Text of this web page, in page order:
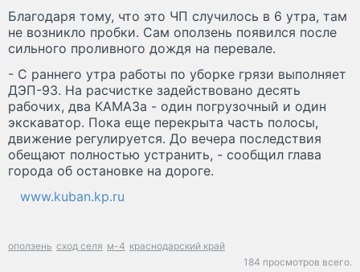
Благодаря тому, что это ЧП случилось в 6 утра, там
не возникло пробки. Сам оползень появился после
сильного проливного дождя на перевале.
- С раннего утра работы по уборке грязи выполняет
ДЭП-93. На расчистке задействовано десять
рабочих, два КАМАЗа - один погрузочный и один
экскаватор. Пока еще перекрыта часть полосы,
движение регулируется. До вечера последствия
обещают полностью устранить, - сообщил глава
города об остановке на дороге.
www.kuban.kp.ru
оползень сход селя м-4 краснодарский край
184 просмотров всего.